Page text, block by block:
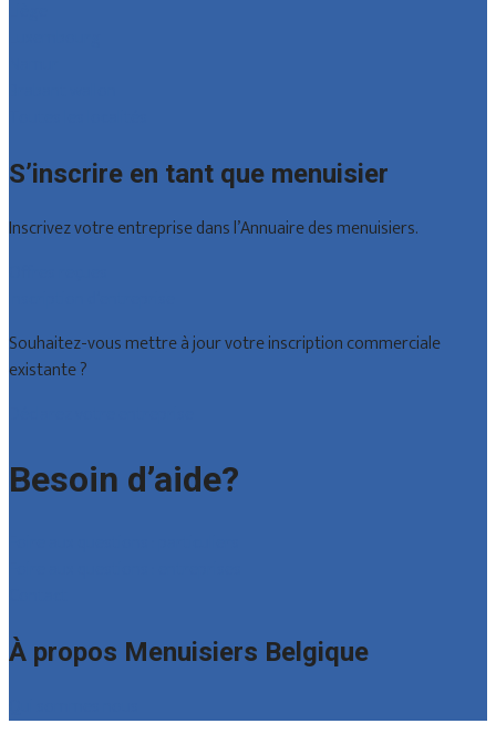
S’inscrire en tant que menuisier
Inscrivez votre entreprise dans l’Annuaire des menuisiers.
Souhaitez-vous mettre à jour votre inscription commerciale
existante ?
Besoin d’aide?
À propos Menuisiers Belgique